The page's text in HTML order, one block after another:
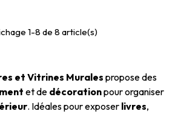
1-8 de 8 article(s)
et Vitrines Murales propose des
et de décorationpour organiser
. Idéales pour exposer livres,